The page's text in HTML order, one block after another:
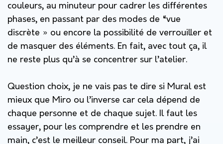
couleurs, au minuteur pour cadrer les différentes
phases, en passant par des modes de “vue
discrète » ou encore la possibilité de verrouiller et
de masquer des éléments. En fait, avec tout ça, il
ne reste plus qu’à se concentrer sur l’atelier.
Question choix, je ne vais pas te dire si Mural est
mieux que Miro ou l’inverse car cela dépend de
chaque personne et de chaque sujet. Il faut les
essayer, pour les comprendre et les prendre en
main, c’est le meilleur conseil. Pour ma part, j’ai